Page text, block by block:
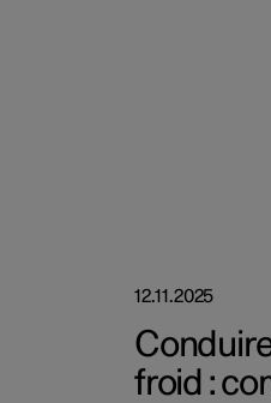
12.11.2025
froid :